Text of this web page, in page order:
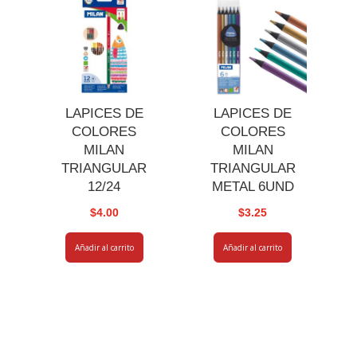
LAPICES DE
COLORES
MILAN
TRIANGULAR
12/24
$4.00
Añadir al carrito
LAPICES DE
COLORES
MILAN
TRIANGULAR
METAL 6UND
$3.25
Añadir al carrito